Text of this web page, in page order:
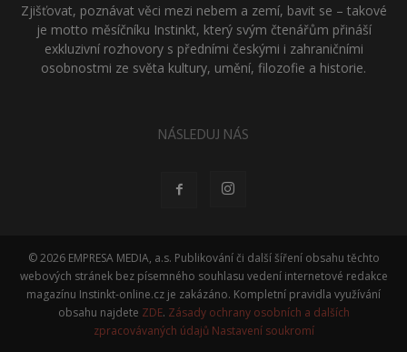
Zjišťovat, poznávat věci mezi nebem a zemí, bavit se – takové
je motto měsíčníku Instinkt, který svým čtenářům přináší
exkluzivní rozhovory s předními českými i zahraničními
osobnostmi ze světa kultury, umění, filozofie a historie.
NÁSLEDUJ NÁS
© 2026 EMPRESA MEDIA, a.s. Publikování či další šíření obsahu těchto
webových stránek bez písemného souhlasu vedení internetové redakce
magazínu Instinkt-online.cz je zakázáno. Kompletní pravidla využívání
obsahu najdete ZDE. Zásady ochrany osobních a dalších
zpracovávaných údajů Nastavení soukromí